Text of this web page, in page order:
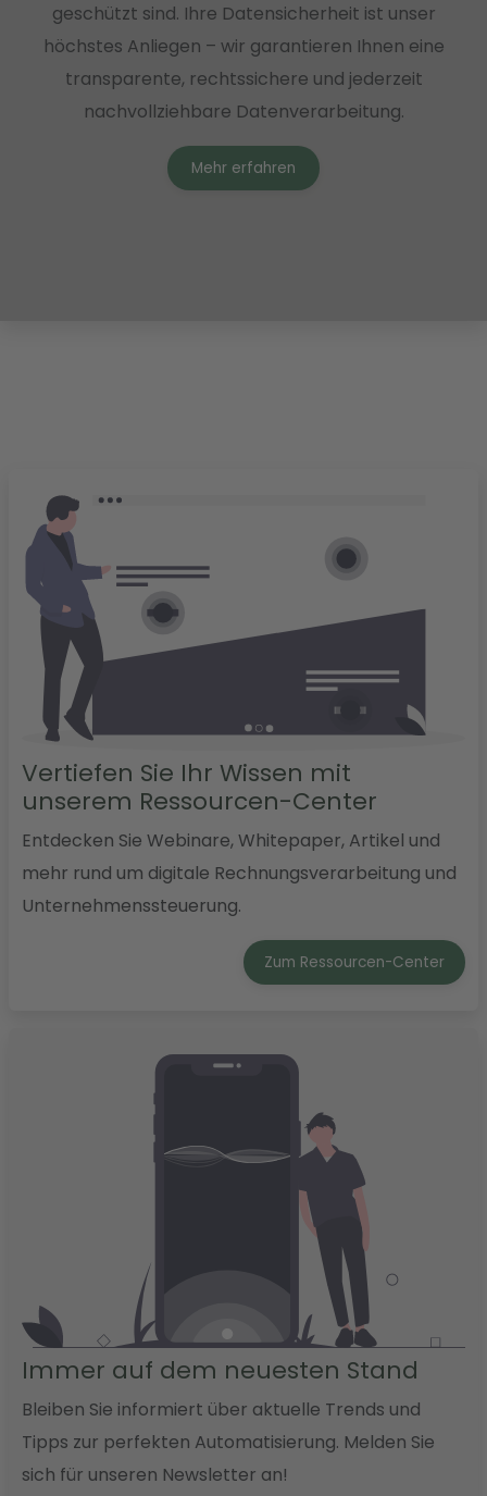
geschützt sind. Ihre Datensicherheit ist unser
höchstes Anliegen – wir garantieren Ihnen eine
transparente, rechtssichere und jederzeit
nachvollziehbare Datenverarbeitung.
Mehr erfahren
Vertiefen Sie Ihr Wissen mit
unserem Ressourcen-Center
Entdecken Sie Webinare, Whitepaper, Artikel und
mehr rund um digitale Rechnungsverarbeitung und
Unternehmenssteuerung.
Zum Ressourcen-Center
Immer auf dem neuesten Stand
Bleiben Sie informiert über aktuelle Trends und
Tipps zur perfekten Automatisierung. Melden Sie
sich für unseren Newsletter an!